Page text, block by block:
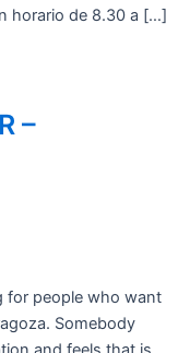
horario de 8.30 a […]
–
for people who want
Somebody